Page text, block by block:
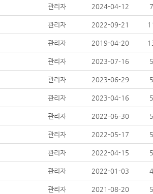
관리자 2024-04-12
관리자 2022-09-21
관리자 2019-04-20
관리자 2023-07-16
관리자 2023-06-29
관리자 2023-04-16
관리자 2022-06-30
관리자 2022-05-17
관리자 2022-04-15
관리자 2022-01-03
관리자 2021-08-20